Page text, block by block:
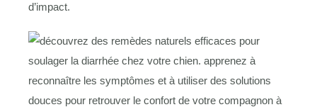
d’impact.